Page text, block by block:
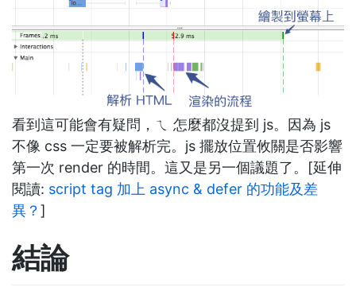
看到這可能會有疑問，ㄟ 怎麼都沒提到 js。因為 js
不像 css 一定要被解析完。js 擺放位置攸關是否影響
第一次 render 的時間。這又是另一個議題了。[延伸
閱讀: script tag 加上 async & defer 的功能及差
異？ ]
結論